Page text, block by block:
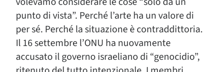
punto di vista”. Perché l’arte ha un valore di
per sé. Perché la situazione è contraddittoria.
Il 16 settembre l’ONU ha nuovamente
accusato il governo israeliano di “genocidio”,